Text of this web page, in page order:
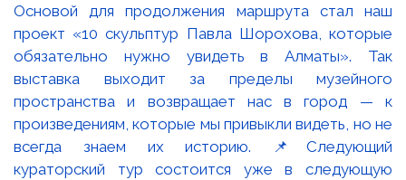
Основой для продолжения маршрута стал наш
проект «10 скульптур Павла Шорохова, которые
обязательно нужно увидеть в Алматы». Так
выставка выходит за пределы музейного
пространства и возвращает нас в город — к
произведениям, которые мы привыкли видеть, но не
всегда знаем их историю. 📌Следующий
кураторский тур состоится уже в следующую